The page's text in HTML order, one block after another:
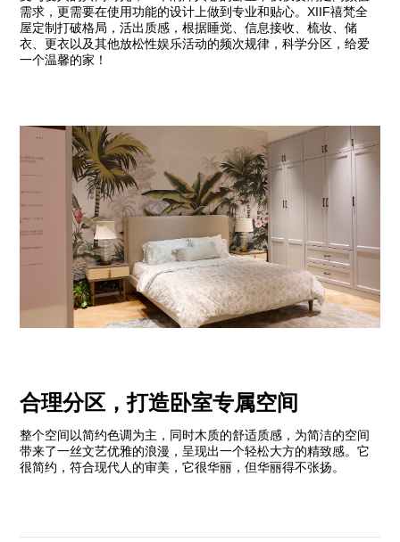
需求，更需要在使用功能的设计上做到专业和贴心。XIIF禧梵全
屋定制打破格局，活出质感，根据睡觉、信息接收、梳妆、储
衣、更衣以及其他放松性娱乐活动的频次规律，科学分区，给爱
一个温馨的家！
合理分区，打造卧室专属空间
整个空间以简约色调为主，同时木质的舒适质感，为简洁的空间
带来了一丝文艺优雅的浪漫，呈现出一个轻松大方的精致感。它
很简约，符合现代人的审美，它很华丽，但华丽得不张扬。